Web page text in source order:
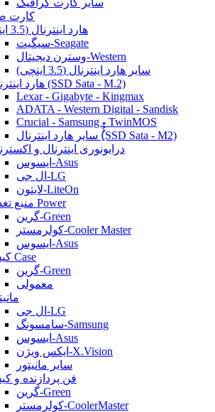
سایر کارت گرافیک
کارت
هارد اینترنال (3.5 اینچ)
سیگیت-Seagate
وسترن دیجیتال-Western
سایر هارد اینترنال (3.5 اینچی)
هارد اینترنال (SSD Sata - M.2)
Lexar - Gigabyte - Kingmax
ADATA - Western Digital - Sandisk
Crucial - Samsung - TwinMOS
سایر هارد اینترنال (ُُُِSSD Sata - M2)
درایونوری اینترنال و
ایسوس-Asus
ال جی-LG
لایتون-LiteOn
منبع تغذیه Power
گرین-Green
کولرمستر-Cooler Master
ایسوس-Asus
کیس Case
گرین-Green
معمولی
ال جی-LG
سامسونگ-Samsung
ایسوس-Asus
ایکس ویژن-X.Vision
سایر مانیتور
فن پردازنده و
گرین-Green
کولرمستر-CoolerMaster